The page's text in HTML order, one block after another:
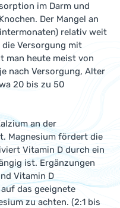
im Darm und
Der Mangel an
relativ weit
Versorgung mit
man heute meist von
nach Versorgung, Alter
20 bis zu 50
an der
Magnesium fördert die
Vitamin D durch ein
ist. Ergänzungen
Vitamin D
das geeignete
zu achten. (2:1 bis